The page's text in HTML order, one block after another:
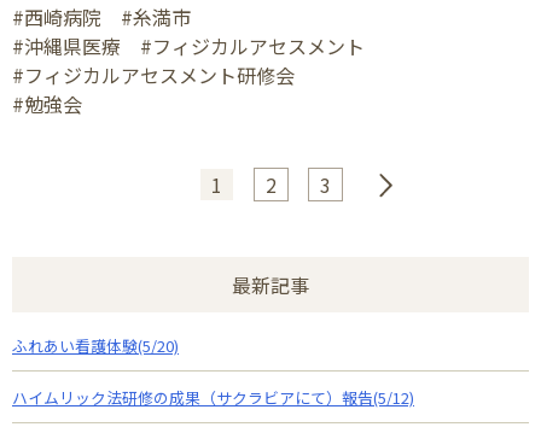
#西崎病院 #糸満市
#沖縄県医療 #フィジカルアセスメント
#フィジカルアセスメント研修会
#勉強会
1 2 3
最新記事
ふれあい看護体験(5/20)
ハイムリック法研修の成果（サクラビアにて）報告(5/12)